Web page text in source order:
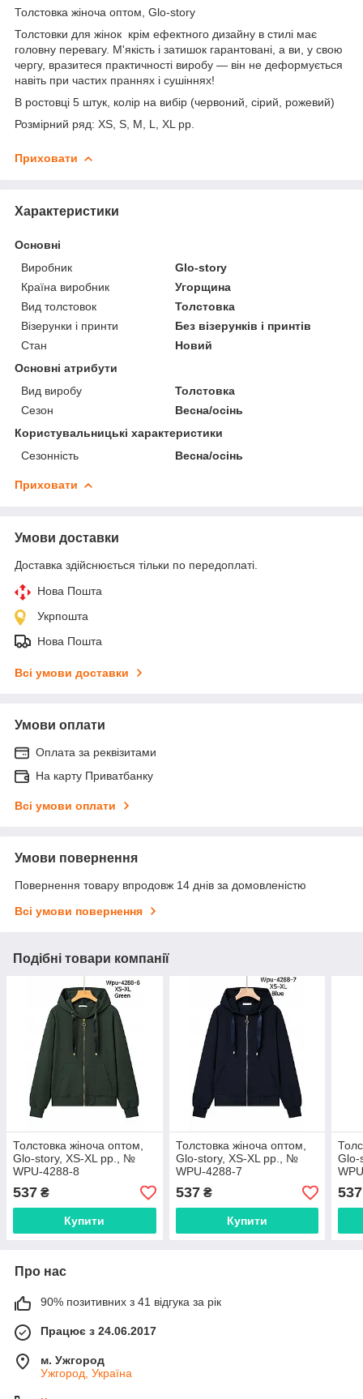
Толстовка жіноча оптом, Glo-story
Толстовки для жінок крім ефектного дизайну в стилі має
головну перевагу. М'якість і затишок гарантовані, а ви, у свою
чергу, вразитеся практичності виробу — він не деформується
навіть при частих праннях і сушіннях!
В ростовці 5 штук, колір на вибір (червоний, сірий, рожевий)
Розмірний ряд: XS, S, M, L, XL рр.
Приховати
Характеристики
Основні
Виробник
Glo-story
Країна виробник
Угорщина
Вид толстовок
Толстовка
Візерунки і принти
Без візерунків і принтів
Стан
Новий
Основні атрибути
Вид виробу
Толстовка
Сезон
Весна/осінь
Користувальницькі характеристики
Сезонність
Весна/осінь
Приховати
Умови доставки
Доставка здійснюється тільки по передоплаті.
Нова Пошта
Укрпошта
Нова Пошта
Всі умови доставки
Умови оплати
Оплата за реквізитами
На карту Приватбанку
Всі умови оплати
Умови повернення
Повернення товару впродовж 14 днів за домовленістю
Всі умови повернення
Подібні товари компанії
Толстовка жіноча оптом,
Glo-story, XS-XL рр., №
WPU-4288-8
537 ₴
Купити
Толстовка жіноча оптом,
Glo-story, XS-XL рр., №
WPU-4288-7
537₴
Купити
Glo-
537
Про нас
90% позитивних з 41 відгука за рік
Працює з 24.06.2017
м. Ужгород
Ужгород, Україна